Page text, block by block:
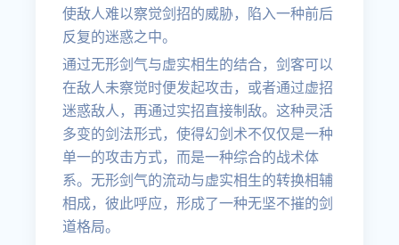
使敌人难以察觉剑招的威胁，陷入一种前后
反复的迷惑之中。
通过无形剑气与虚实相生的结合，剑客可以
在敌人未察觉时便发起攻击，或者通过虚招
迷惑敌人，再通过实招直接制敌。这种灵活
多变的剑法形式，使得幻剑术不仅仅是一种
单一的攻击方式，而是一种综合的战术体
系。无形剑气的流动与虚实相生的转换相辅
相成，彼此呼应，形成了一种无坚不摧的剑
道格局。